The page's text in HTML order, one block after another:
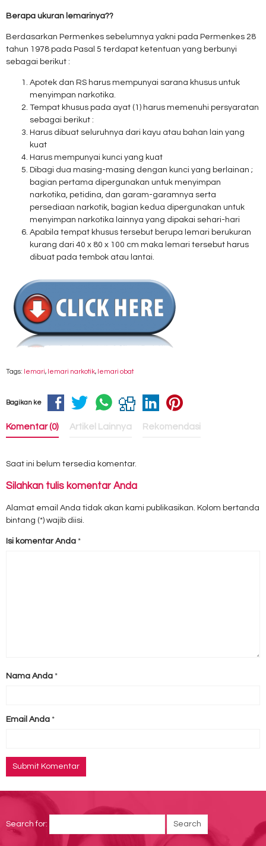
Berapa ukuran lemarinya??
Berdasarkan Permenkes sebelumnya yakni pada Permenkes 28
tahun 1978 pada Pasal 5 terdapat ketentuan yang berbunyi
sebagai berikut :
Apotek dan RS harus mempunyai sarana khusus untuk
menyimpan narkotika.
Tempat khusus pada ayat (1) harus memenuhi persyaratan
sebagai berikut :
Harus dibuat seluruhnya dari kayu atau bahan lain yang
kuat
Harus mempunyai kunci yang kuat
Dibagi dua masing-masing dengan kunci yang berlainan ;
bagian pertama dipergunakan untuk menyimpan
narkotika, petidina, dan garam-garamnya serta
persediaan narkotik, bagian kedua dipergunakan untuk
menyimpan narkotika lainnya yang dipakai sehari-hari
Apabila tempat khusus tersebut berupa lemari berukuran
kurang dari 40 x 80 x 100 cm maka lemari tersebut harus
dibuat pada tembok atau lantai.
Tags: lemari, lemari narkotik, lemari obat
Bagikan ke
Komentar (0) Artikel Lainnya Rekomendasi
Saat ini belum tersedia komentar.
Silahkan tulis komentar Anda
Alamat email Anda tidak akan kami publikasikan. Kolom bertanda
bintang (*) wajib diisi.
Isi komentar Anda *
Nama Anda *
Email Anda *
Search for: